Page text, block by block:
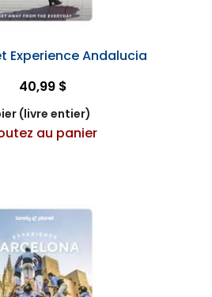
Experience Andalucia
40,99 $
(livre entier)
au panier